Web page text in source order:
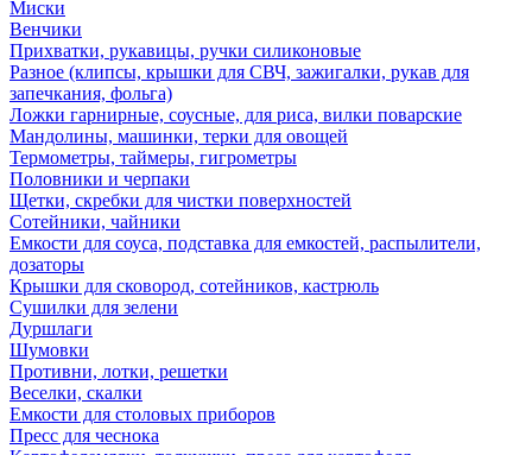
Миски
Венчики
Прихватки, рукавицы, ручки силиконовые
Разное (клипсы, крышки для СВЧ, зажигалки, рукав для
запечкания, фольга)
Ложки гарнирные, соусные, для риса, вилки поварские
Мандолины, машинки, терки для овощей
Термометры, таймеры, гигрометры
Половники и черпаки
Щетки, скребки для чистки поверхностей
Сотейники, чайники
Емкости для соуса, подставка для емкостей, распылители,
дозаторы
Крышки для сковород, сотейников, кастрюль
Сушилки для зелени
Дуршлаги
Шумовки
Противни, лотки, решетки
Веселки, скалки
Емкости для столовых приборов
Пресс для чеснока